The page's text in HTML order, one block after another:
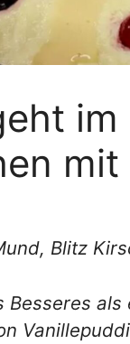
Blitz
Besseres